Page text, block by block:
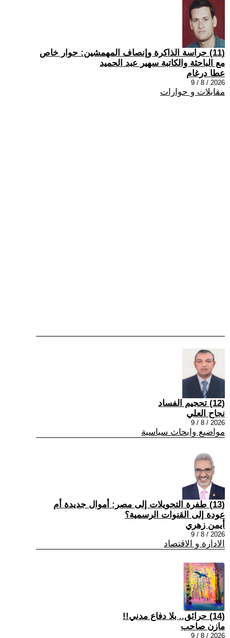
(11) حراسة الذاكرة وإنصاف المهمشين: حوار خاص
مع الباحثة والكاتبة سهير عبد الحميد
عطا درغام
2026 / 8 / 9
مقابلات و حوارات
(12) تحجيم الفساد
نجاح العلي
2026 / 8 / 9
مواضيع وابحاث سياسية
(13) طفرة التحويلات إلى مصر: أموال جديدة أم
عودة إلى القنوات الرسمية؟
أيمن زهري
2026 / 8 / 9
الادارة و الاقتصاد
(14) حرائق.. بلا دفاع مدني!!
مازن صاحب
2026 / 8 / 9